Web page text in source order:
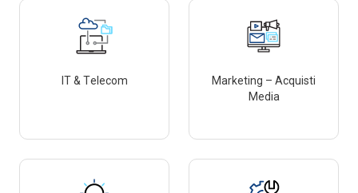
IT & Telecom
Marketing – Acquisti
Media